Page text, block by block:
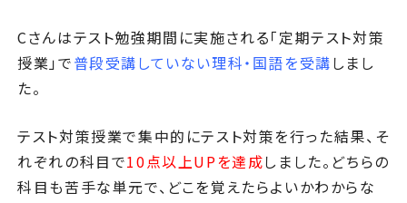
Cさんはテスト勉強期間に実施される「定期テスト対策
授業」で普段受講していない理科・国語を受講しまし
た。
テスト対策授業で集中的にテスト対策を行った結果、そ
れぞれの科目で10点以上UPを達成しました。どちらの
科目も苦手な単元で、どこを覚えたらよいかわからな